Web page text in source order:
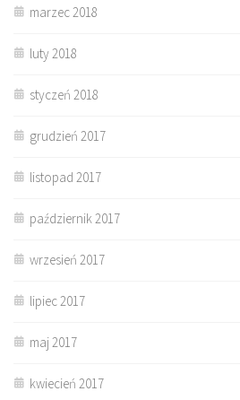
marzec 2018
luty 2018
styczeń 2018
grudzień 2017
listopad 2017
październik 2017
wrzesień 2017
lipiec 2017
maj 2017
kwiecień 2017